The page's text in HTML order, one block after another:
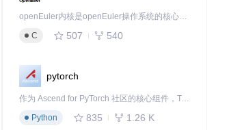
openEuler内核是openEuler操作系统的核心，既是系统性能与稳定性的基石，也是连接处理器、设备与服务的桥梁。
C
507 540
pytorch
作为 Ascend for PyTorch 社区的核心组件，TorchNPU 是昇腾专为 PyTorch 打造的深度学习适配插件，使 PyTorch 框架能够直接调用昇腾 NPU，为开发者提供昇腾 AI 处理器的超强算力。
Python
835 1.26 K